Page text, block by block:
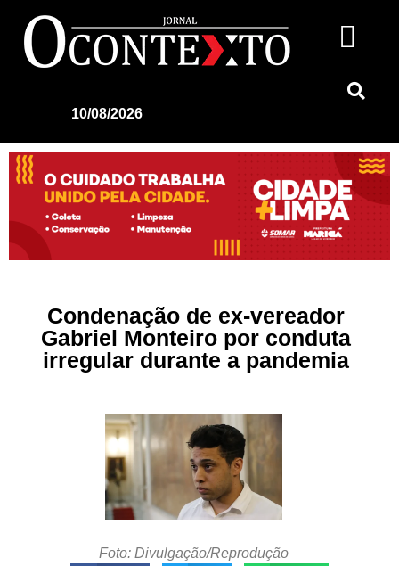
10/08/2026
Condenação de ex-vereador
Gabriel Monteiro por conduta
irregular durante a pandemia
Foto: Divulgação/Reprodução